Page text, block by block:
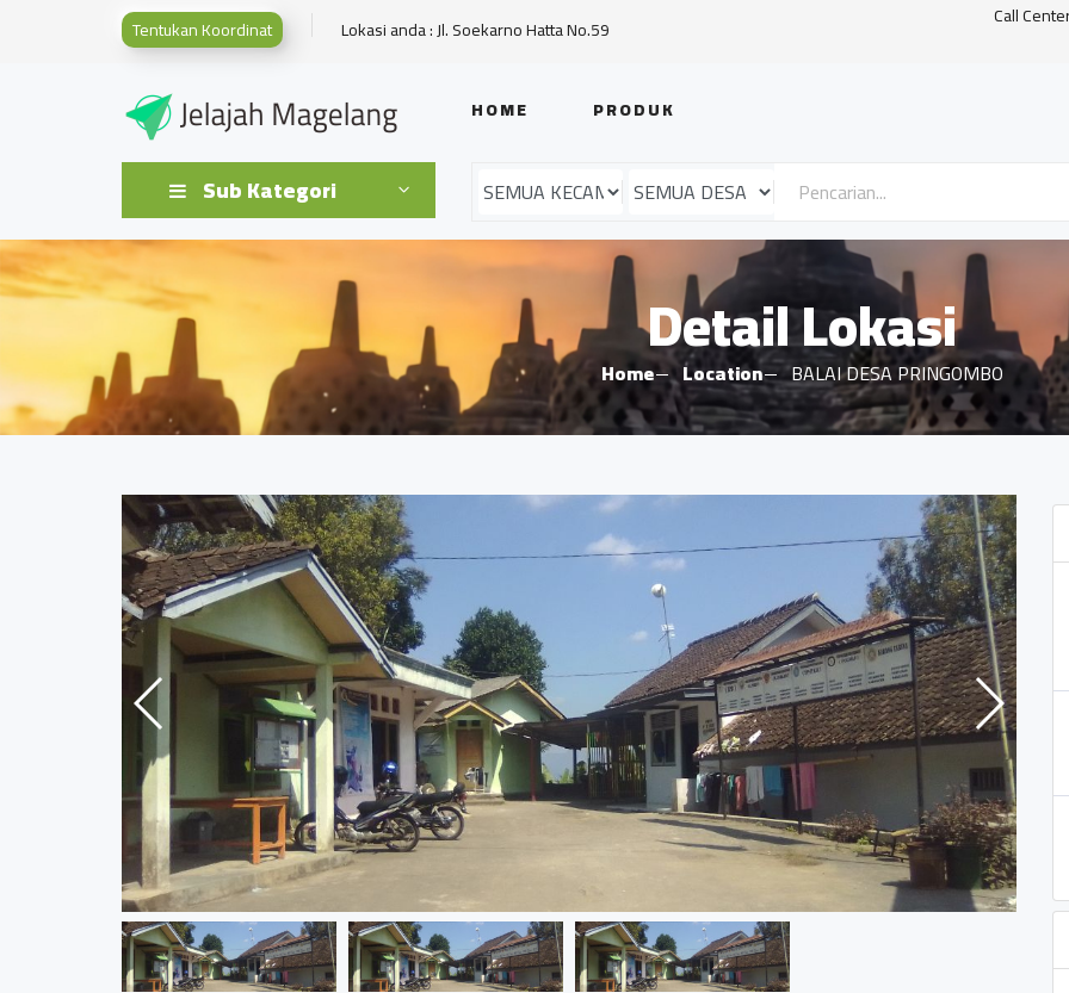
Tentukan Koordinat Lokasi anda : Jl. Soekarno Hatta No.59 Call
HOME PRODUK
Sub Kategori
Detail Lokasi
Home Location BALAI DESA PRINGOMBO